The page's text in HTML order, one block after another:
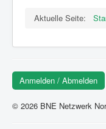
BNE-Zertifizierung
Aktuelle Seite:
Anmelden / Abmelden
© 2026 BNE Netzwerk